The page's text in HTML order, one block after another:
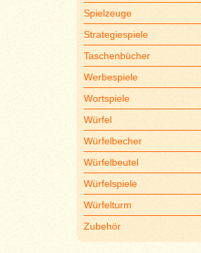
Spielzeuge
Strategiespiele
Taschenbücher
Werbespiele
Wortspiele
Würfel
Würfelbecher
Würfelbeutel
Würfelspiele
Würfelturm
Zubehör